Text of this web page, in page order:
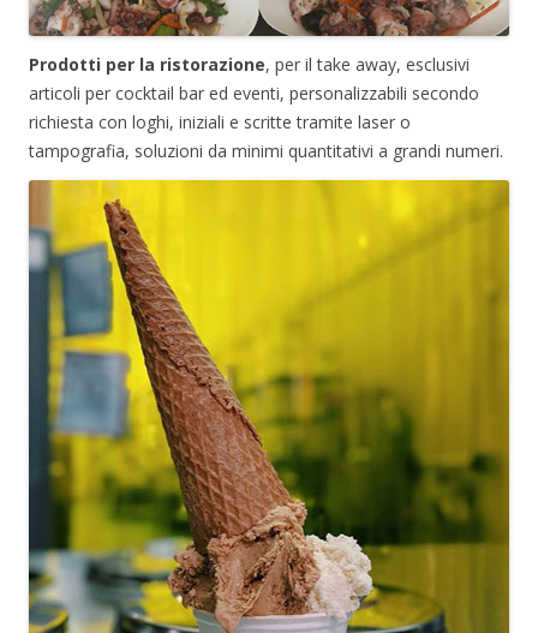
Prodotti per la ristorazione, per il take away, esclusivi
articoli per cocktail bar ed eventi, personalizzabili secondo
richiesta con loghi, iniziali e scritte tramite laser o
tampografia, soluzioni da minimi quantitativi a grandi numeri.